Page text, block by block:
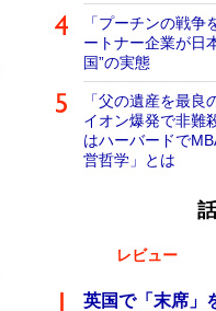
「プーチンの戦
ートナー企業が日
国”の実態
「父の遺産を最
イオン爆発で非難
はハーバードで
営哲学」とは
レビュー
英国で「末席」